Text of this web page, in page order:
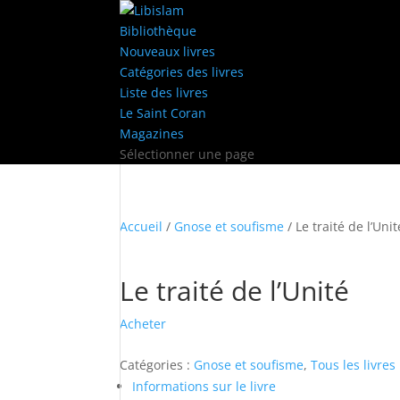
Bibliothèque
Nouveaux livres
Catégories des livres
Liste des livres
Le Saint Coran
Magazines
Sélectionner une page
Accueil / Gnose et soufisme / Le traité de
Le traité de l’Unité
Acheter
Catégories : Gnose et soufisme,Tous les livres
Informations sur le livre